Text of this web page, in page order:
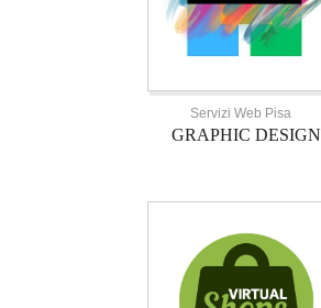
Servizi Web Pisa
GRAPHIC DESIGN